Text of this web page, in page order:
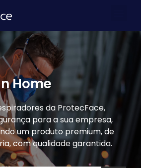
Home
da ProtecFace,
para a sua empresa,
um produto premium, de
com qualidade garantida.